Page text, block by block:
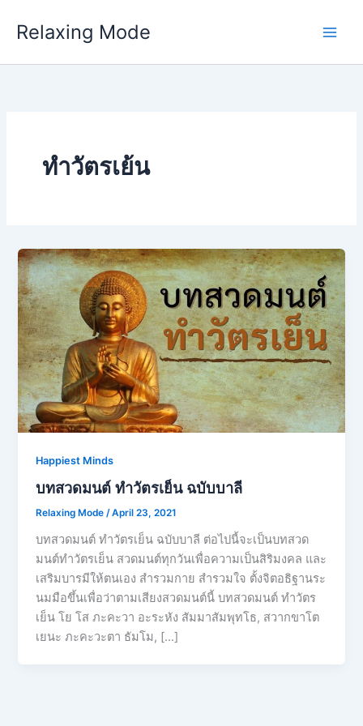
Relaxing Mode
ทำวัตรเย้น
Happiest Minds
บทสวดมนต์ ทำวัตรเย็น ฉบับบาลี
Relaxing Mode/April 23, 2021
บทสวดมนต์ ทำวัตรเย็น ฉบับบาลี ต่อไปนี้จะเป็นบทสวด
มนต์ทำวัตรเย็น สวดมนต์ทุกวันเพื่อความเป็นสิริมงคล และ
เสริมบารมีให้ตนเอง สำรวมกาย สำรวมใจ ตั้งจิตอธิฐานระ
นมมือขึ้นเพื่อว่าตามเสียงสวดมนต์นี้ บทสวดมนต์ ทำวัตร
เย็น โย โส ภะคะวา อะระหัง สัมมาสัมพุทโธ, สวากขาโต
เยนะ ภะคะวะตา ธัมโม, […]